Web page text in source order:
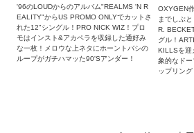
'96のLOUDからのアルバム"REALMS 'N R
EALITY"からUS PROMO ONLYでカットさ
れた12"シングル！PRO NICK WIZ！プロ
モはインスト&アカペラを収録した通好み
な一枚！メロウな上ネタにホーントバシの
ループがガチハマッた90'Sアンダー！
OXYGEN
までしぶ
R.
グル！
KILLSを迎
象的なド
ップリング